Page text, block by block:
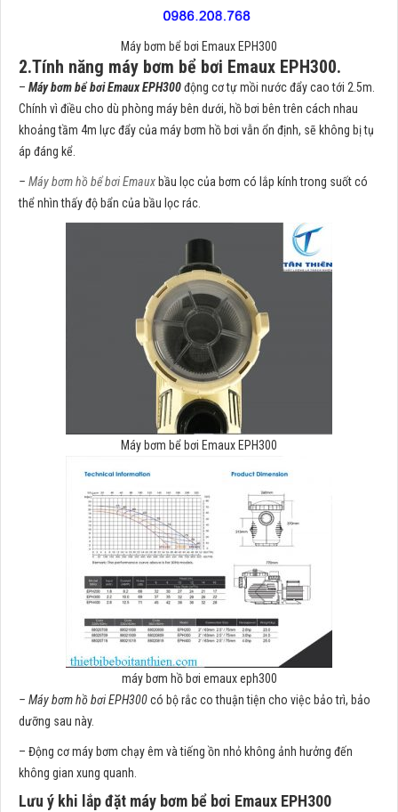
Máy bơm bể bơi Emaux EPH300
2.Tính năng máy bơm bể bơi Emaux EPH300.
– Máy bơm bể bơi Emaux EPH300động cơ tự mồi nước đẩy cao tới 2.5m.
Chính vì điều cho dù phòng máy bên dưới, hồ bơi bên trên cách nhau
khoảng tầm 4m lực đẩy của máy bơm hồ bơi vẫn ổn định, sẽ không bị tụ
áp đáng kể.
– Máy bơm hồ bể bơi Emaux bầu lọc của bơm có lắp kính trong suốt có
thể nhìn thấy độ bẩn của bầu lọc rác.
Máy bơm bể bơi Emaux EPH300
máy bơm hồ bơi emaux eph300
– Máy bơm hồ bơi EPH300có bộ rắc co thuận tiện cho việc bảo trì, bảo
dưỡng sau này.
– Động cơ máy bơm chạy êm và tiếng ồn nhỏ không ảnh hưởng đến
không gian xung quanh.
Lưu ý khi lắp đặt máy bơm bể bơi Emaux EPH300